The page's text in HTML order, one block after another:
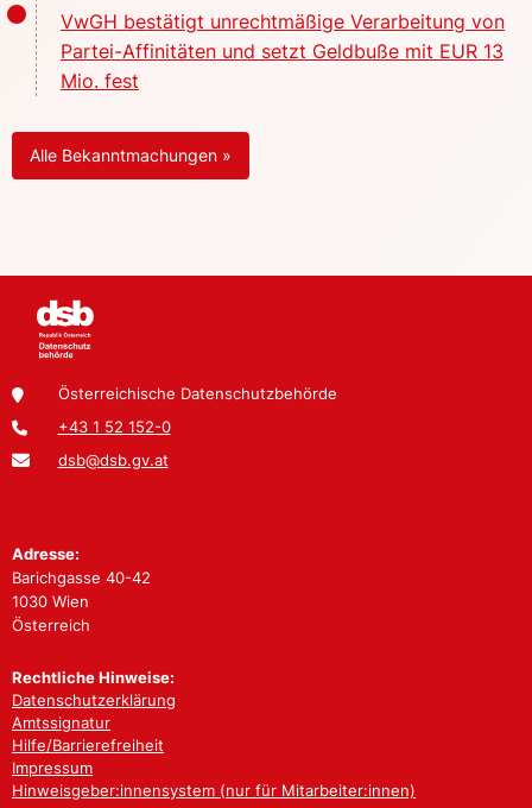
VwGH bestätigt unrechtmäßige Verarbeitung von
Partei-Affinitäten und setzt Geldbuße mit EUR 13
Mio. fest
Alle Bekanntmachungen »
Österreichische Datenschutzbehörde
+43 1 52 152-0
dsb@dsb.gv.at
Adresse:
Barichgasse 40-42
1030 Wien
Österreich
Rechtliche Hinweise:
Datenschutzerklärung
Amtssignatur
Hilfe/Barrierefreiheit
Impressum
Hinweisgeber:innensystem (nur für Mitarbeiter:innen)